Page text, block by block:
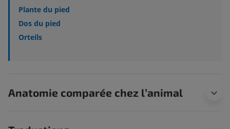
Plante du pied
Dos du pied
Orteils
Anatomie comparée chez l’animal